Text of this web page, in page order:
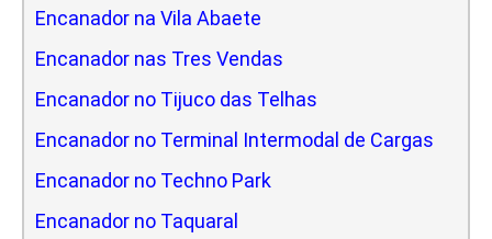
Encanador na Vila Abaete
Encanador nas Tres Vendas
Encanador no Tijuco das Telhas
Encanador no Terminal Intermodal de Cargas
Encanador no Techno Park
Encanador no Taquaral